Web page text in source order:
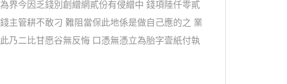
界今因乏錢別創繒網貳份有侵繒中 錢項陸仟零貳
主管耕不敢刁 難阻當保此地係是做自己應的之 業
乃二比甘愿谷無反悔 口憑無憑立為胎字壹紙付執